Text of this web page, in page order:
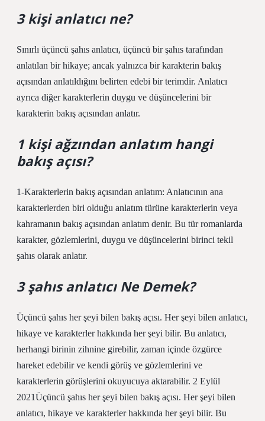
3 kişi anlatıcı ne?
Sınırlı üçüncü şahıs anlatıcı, üçüncü bir şahıs tarafından
anlatılan bir hikaye; ancak yalnızca bir karakterin bakış
açısından anlatıldığını belirten edebi bir terimdir. Anlatıcı
ayrıca diğer karakterlerin duygu ve düşüncelerini bir
karakterin bakış açısından anlatır.
1 kişi ağzından anlatım hangi
bakış açısı?
1-Karakterlerin bakış açısından anlatım: Anlatıcının ana
karakterlerden biri olduğu anlatım türüne karakterlerin veya
kahramanın bakış açısından anlatım denir. Bu tür romanlarda
karakter, gözlemlerini, duygu ve düşüncelerini birinci tekil
şahıs olarak anlatır.
3 şahıs anlatıcı Ne Demek?
Üçüncü şahıs her şeyi bilen bakış açısı. Her şeyi bilen anlatıcı,
hikaye ve karakterler hakkında her şeyi bilir. Bu anlatıcı,
herhangi birinin zihnine girebilir, zaman içinde özgürce
hareket edebilir ve kendi görüş ve gözlemlerini ve
karakterlerin görüşlerini okuyucuya aktarabilir. 2 Eylül
2021Üçüncü şahıs her şeyi bilen bakış açısı. Her şeyi bilen
anlatıcı, hikaye ve karakterler hakkında her şeyi bilir. Bu